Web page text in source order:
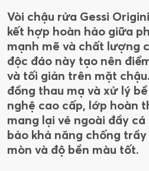
Vòi chậu rửa Gessi
kết hợp hoàn hảo giữa
mạnh mẽ và chất lượng
độc đáo này tạo nên
và tối giản trên mặt
đồng thau mạ và xử lý
nghệ cao cấp, lớp hoàn
mang lại vẻ ngoài đầy
bảo khả năng chống
mòn và độ bền màu tốt.